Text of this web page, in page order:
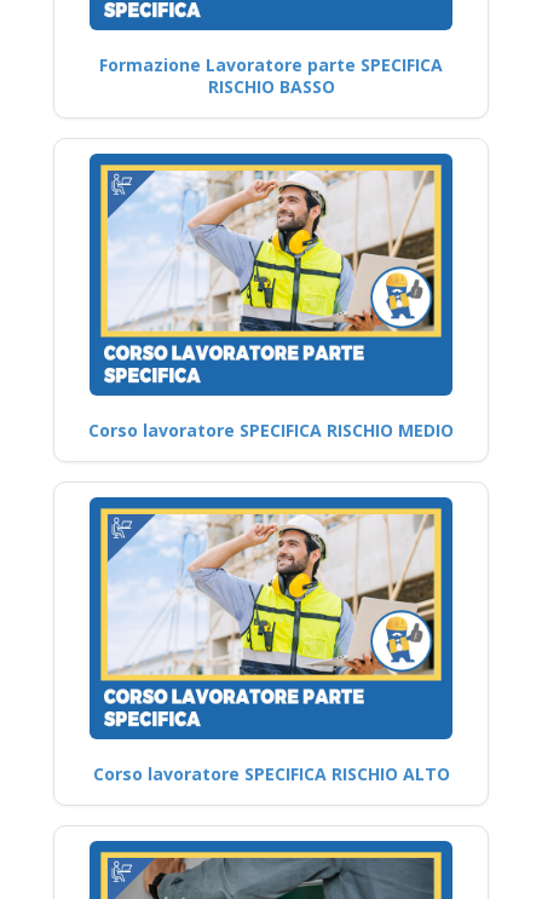
Formazione Lavoratore parte SPECIFICA
RISCHIO BASSO
Corso lavoratore SPECIFICA RISCHIO MEDIO
Corso lavoratore SPECIFICA RISCHIO ALTO